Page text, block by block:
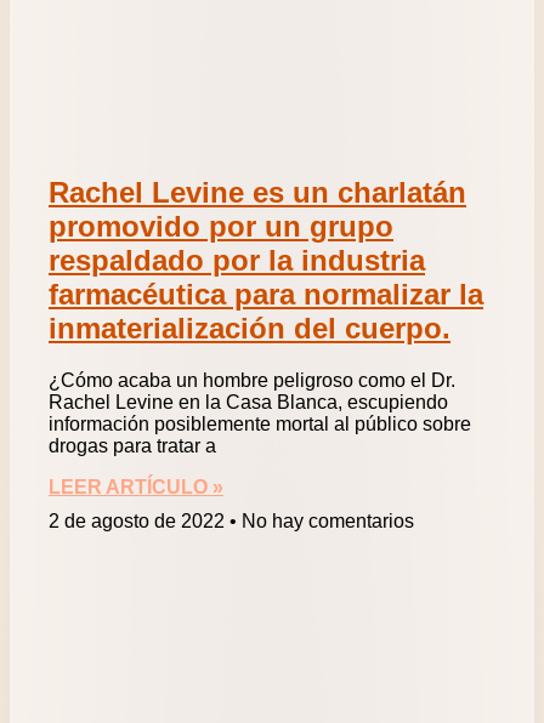
Rachel Levine es un charlatán
promovido por un grupo
respaldado por la industria
farmacéutica para normalizar la
inmaterialización del cuerpo.
¿Cómo acaba un hombre peligroso como el Dr.
Rachel Levine en la Casa Blanca, escupiendo
información posiblemente mortal al público sobre
drogas para tratar a
LEER ARTÍCULO »
2 de agosto de 2022
No hay comentarios